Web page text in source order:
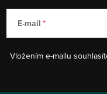
E-mail
Vložením e-mailu